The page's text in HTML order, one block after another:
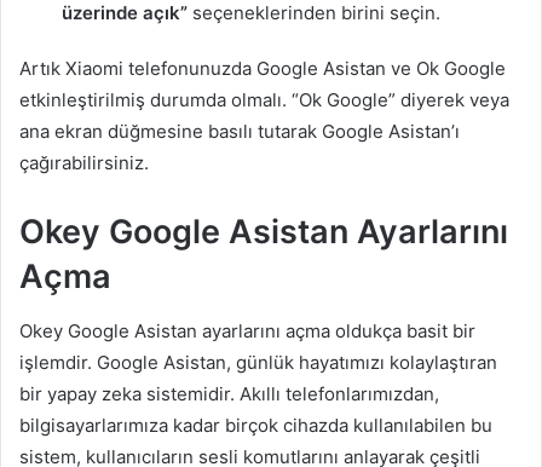
üzerinde açık” seçeneklerinden birini seçin.
Artık Xiaomi telefonunuzda Google Asistan ve Ok Google
etkinleştirilmiş durumda olmalı. “Ok Google” diyerek veya
ana ekran düğmesine basılı tutarak Google Asistan’ı
çağırabilirsiniz.
Okey Google Asistan Ayarlarını
Açma
Okey Google Asistan ayarlarını açma oldukça basit bir
işlemdir. Google Asistan, günlük hayatımızı kolaylaştıran
bir yapay zeka sistemidir. Akıllı telefonlarımızdan,
bilgisayarlarımıza kadar birçok cihazda kullanılabilen bu
sistem, kullanıcıların sesli komutlarını anlayarak çeşitli